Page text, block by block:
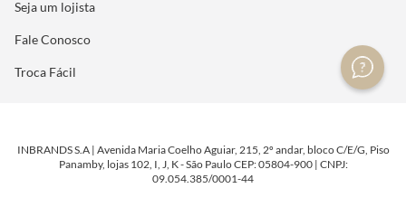
Seja um lojista
Fale Conosco
Troca Fácil
INBRANDS S.A | Avenida Maria Coelho Aguiar, 215, 2º andar, bloco C/E/G, Piso
Panamby, lojas 102, I, J, K - São Paulo CEP: 05804-900 | CNPJ:
09.054.385/0001-44